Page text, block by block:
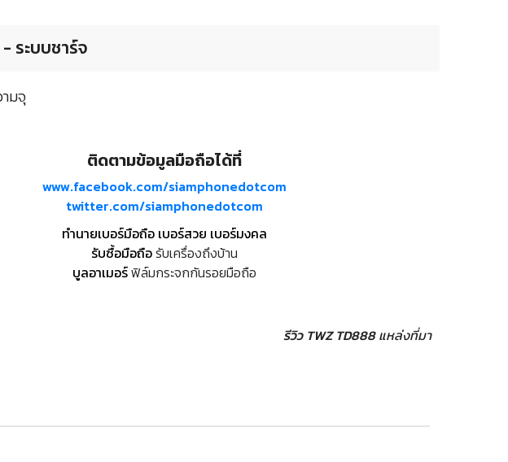
ระบบชาร์จ
มจุ
ติดตามข้อมูลมือถือได้ที่
www.facebook.com/siamphonedotcom
twitter.com/siamphonedotcom
ทำนายเบอร์มือถือ เบอร์สวย เบอร์มงคล
รับซื้อมือถือรับเครื่องถึงบ้าน
บูลอาเมอร์ฟิล์มกระจกกันรอยมือถือ
รีวิว TWZ TD888 แหล่งที่มา